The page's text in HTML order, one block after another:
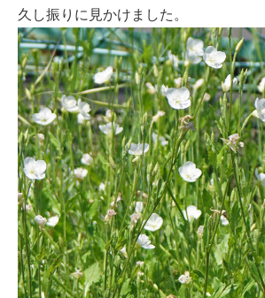
久し振りに見かけました。